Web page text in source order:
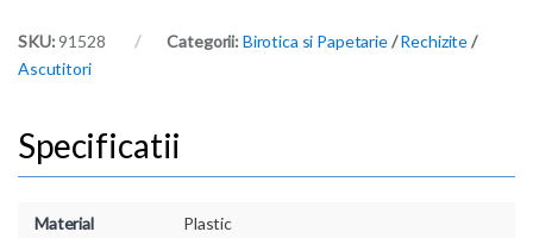
SKU:91528 Categorii: Birotica si Papetarie/Rechizite/
Ascutitori
Material Plastic